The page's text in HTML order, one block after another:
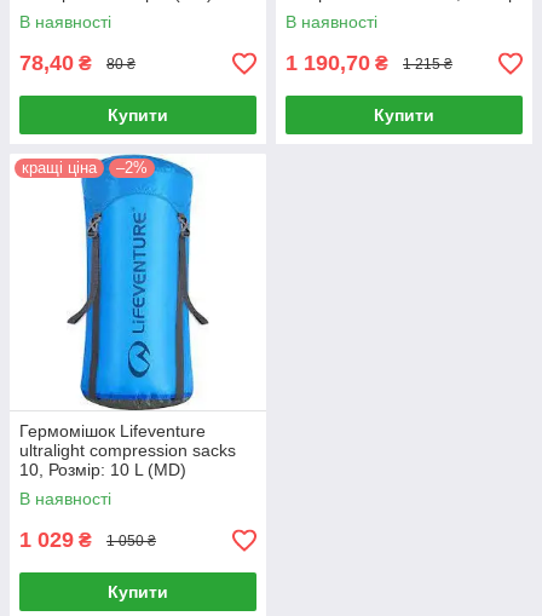
В наявності
78,40 ₴ 80 ₴
Купити
15 L (MD)
В наявності
1 190,70 ₴ 1 215 ₴
Купити
кращі ціна –2%
Гермомішок Lifeventure
ultralight compression sacks
10, Розмір: 10 L (MD)
В наявності
1 029 ₴ 1 050 ₴
Купити